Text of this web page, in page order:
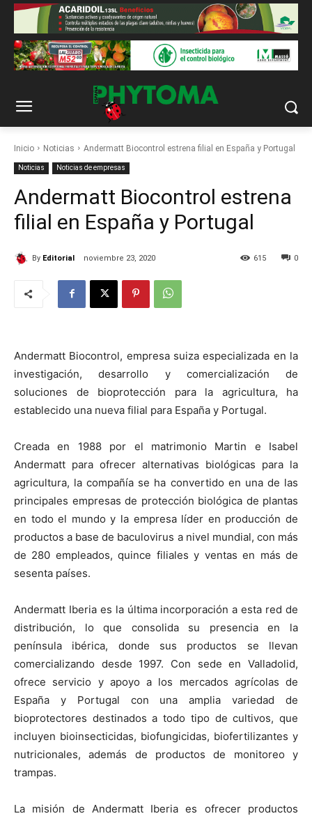
Inicio Noticias Andermatt Biocontrol estrena filial en España y Portugal
Noticias Noticias de empresas
Andermatt Biocontrol estrena
filial en España y Portugal
By Editorial noviembre 23, 2020 0
615
Andermatt Biocontrol, empresa suiza especializada en la
investigación, desarrollo y comercialización de
soluciones de bioprotección para la agricultura, ha
establecido una nueva filial para España y Portugal.
Creada en 1988 por el matrimonio Martin e Isabel
Andermatt para ofrecer alternativas biológicas para la
agricultura, la compañía se ha convertido en una de las
principales empresas de protección biológica de plantas
en todo el mundo y la empresa líder en producción de
productos a base de baculovirus a nivel mundial, con más
de 280 empleados, quince filiales y ventas en más de
sesenta países.
Andermatt Iberia es la última incorporación a esta red de
distribución, lo que consolida su presencia en la
península ibérica, donde sus productos se llevan
comercializando desde 1997. Con sede en Valladolid,
ofrece servicio y apoyo a los mercados agrícolas de
España y Portugal con una amplia variedad de
bioprotectores destinados a todo tipo de cultivos, que
incluyen bioinsecticidas, biofungicidas, biofertilizantes y
nutricionales, además de productos de monitoreo y
trampas.
La misión de Andermatt Iberia es ofrecer productos